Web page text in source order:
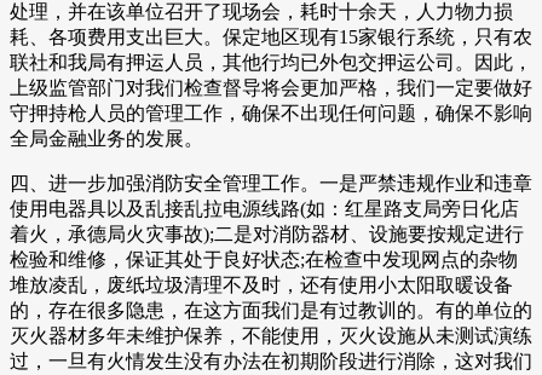
处理，并在该单位召开了现场会，耗时十余天，人力物力损
耗、各项费用支出巨大。保定地区现有15家银行系统，只有农
联社和我局有押运人员，其他行均已外包交押运公司。因此，
上级监管部门对我们检查督导将会更加严格，我们一定要做好
守押持枪人员的管理工作，确保不出现任何问题，确保不影响
全局金融业务的发展。
四、进一步加强消防安全管理工作。一是严禁违规作业和违章
使用电器具以及乱接乱拉电源线路(如：红星路支局旁日化店
着火，承德局火灾事故);二是对消防器材、设施要按规定进行
检验和维修，保证其处于良好状态;在检查中发现网点的杂物
堆放凌乱，废纸垃圾清理不及时，还有使用小太阳取暖设备
的，存在很多隐患，在这方面我们是有过教训的。有的单位的
灭火器材多年未维护保养，不能使用，灭火设施从未测试演练
过，一旦有火情发生没有办法在初期阶段进行消除，这对我们